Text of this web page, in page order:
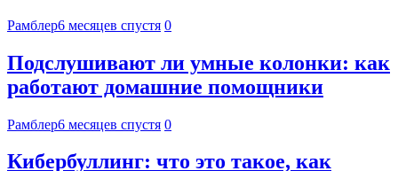
Рамблер6 месяцев спустя 0
Подслушивают ли умные колонки: как
работают домашние помощники
Рамблер6 месяцев спустя 0
Кибербуллинг: что это такое, как